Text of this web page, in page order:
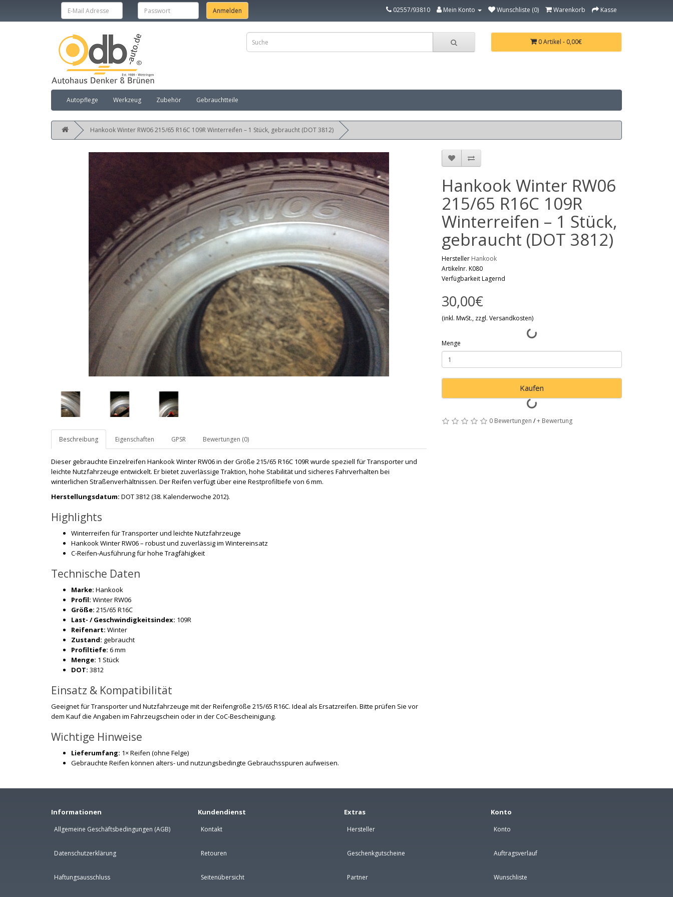
02557/93810 Mein Konto Wunschliste (0) Warenkorb Kasse
0 Artikel - 0,00€
Autopflege Werkzeug Zubehör Gebrauchtteile
Hankook Winter RW06 215/65 R16C 109R Winterreifen – 1 Stück, gebraucht (DOT 3812)
Beschreibung Eigenschaften GPSR Bewertungen (0)
Dieser gebrauchte Einzelreifen Hankook Winter RW06 in der Größe 215/65 R16C 109R wurde speziell für Transporter und
leichte Nutzfahrzeuge entwickelt. Er bietet zuverlässige Traktion, hohe Stabilität und sicheres Fahrverhalten bei
winterlichen Straßenverhältnissen. Der Reifen verfügt über eine Restprofiltiefe von 6 mm.
Herstellungsdatum: DOT 3812 (38. Kalenderwoche 2012).
Highlights
Winterreifen für Transporter und leichte Nutzfahrzeuge
Hankook Winter RW06 – robust und zuverlässig im Wintereinsatz
C-Reifen-Ausführung für hohe Tragfähigkeit
Technische Daten
Marke: Hankook
Profil: Winter RW06
Größe: 215/65 R16C
Last- / Geschwindigkeitsindex: 109R
Reifenart: Winter
Zustand: gebraucht
Profiltiefe: 6 mm
Menge: 1 Stück
DOT: 3812
Einsatz & Kompatibilität
Geeignet für Transporter und Nutzfahrzeuge mit der Reifengröße 215/65 R16C. Ideal als Ersatzreifen. Bitte prüfen Sie vor
dem Kauf die Angaben im Fahrzeugschein oder in der CoC-Bescheinigung.
Wichtige Hinweise
Lieferumfang: 1× Reifen (ohne Felge)
Gebrauchte Reifen können alters- und nutzungsbedingte Gebrauchsspuren aufweisen.
Hankook Winter RW06
215/65 R16C 109R
Winterreifen – 1 Stück,
gebraucht (DOT 3812)
Hersteller Hankook
Artikelnr. K080
Verfügbarkeit Lagernd
30,00€
(inkl. MwSt., zzgl. Versandkosten)
Menge
Kaufen
0 Bewertungen /+ Bewertung
Informationen
Allgemeine Geschäftsbedingungen (AGB)
Datenschutzerklärung
Haftungsausschluss
Kundendienst
Kontakt
Retouren
Seitenübersicht
Extras
Hersteller
Geschenkgutscheine
Partner
Konto
Konto
Auftragsverlauf
Wunschliste